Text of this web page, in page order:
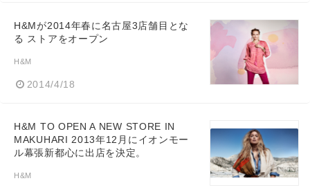
H&Mが2014年春に名古屋3店舗目とな
る ストアをオープン
H&M
2014/4/18
H&M TO OPEN A NEW STORE IN
MAKUHARI 2013年12月にイオンモー
ル幕張新都心に出店を決定。
H&M